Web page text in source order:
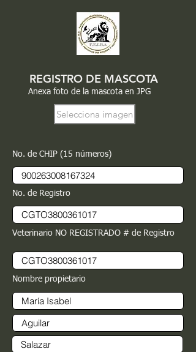
REGISTRO DE MASCOTA
Anexa foto de la mascota en JPG
Selecciona imagen
No. de CHIP (15 números)
No. de Registro
Veterinario NO REGISTRADO # de Registro
Nombre propietario